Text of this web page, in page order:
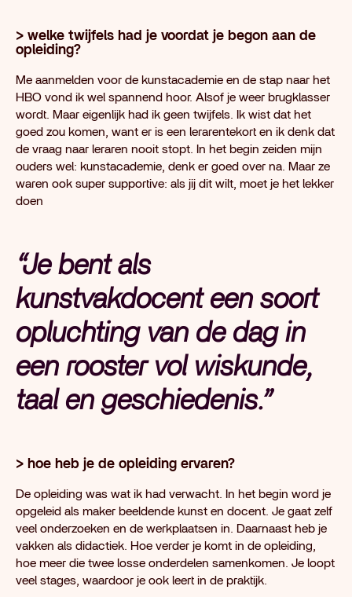
> welke twijfels had je voordat je begon aan de
opleiding?
Me aanmelden voor de kunstacademie en de stap naar het
HBO vond ik wel spannend hoor. Alsof je weer brugklasser
wordt. Maar eigenlijk had ik geen twijfels. Ik wist dat het
goed zou komen, want er is een lerarentekort en ik denk dat
de vraag naar leraren nooit stopt. In het begin zeiden mijn
ouders wel: kunstacademie, denk er goed over na. Maar ze
waren ook super supportive: als jij dit wilt, moet je het lekker
doen
“Je bent als
kunstvakdocent een soort
opluchting van de dag in
een rooster vol wiskunde,
taal en geschiedenis.”
> hoe heb je de opleiding ervaren?
De opleiding was wat ik had verwacht. In het begin word je
opgeleid als maker beeldende kunst en docent. Je gaat zelf
veel onderzoeken en de werkplaatsen in. Daarnaast heb je
vakken als didactiek. Hoe verder je komt in de opleiding,
hoe meer die twee losse onderdelen samenkomen. Je loopt
veel stages, waardoor je ook leert in de praktijk.